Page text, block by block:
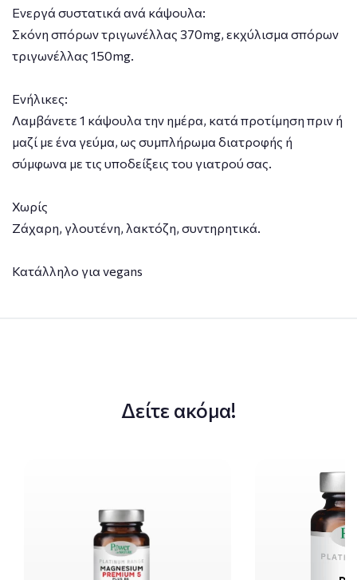
Ενεργά συστατικά ανά κάψουλα:
Σκόνη σπόρων τριγωνέλλας 370mg, εκχύλισμα σπόρων
τριγωνέλλας 150mg.
Ενήλικες:
Λαμβάνετε 1 κάψουλα την ημέρα, κατά προτίμηση πριν ή
μαζί με ένα γεύμα, ως συμπλήρωμα διατροφής ή
σύμφωνα με τις υποδείξεις του γιατρού σας.
Χωρίς
Ζάχαρη, γλουτένη, λακτόζη, συντηρητικά.
Κατάλληλο για vegans
Δείτε ακόμα!